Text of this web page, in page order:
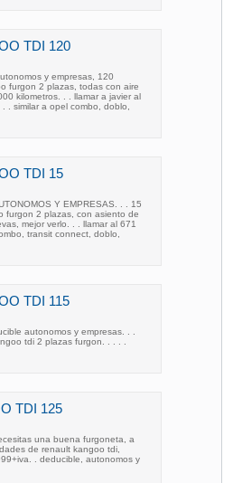
TDI 120
y empresas, 120
furgon 2 plazas, todas con aire
kilometros. . . llamar a javier al
. similar a opel combo, doblo,
TDI 15
Y EMPRESAS. . . 15
furgon 2 plazas, con asiento de
mejor verlo. . . llamar al 671
transit connect, doblo,
TDI 115
autonomos y empresas. . .
tdi 2 plazas furgon. . . . .
TDI 125
una buena furgoneta, a
de renault kangoo tdi,
. deducible, autonomos y